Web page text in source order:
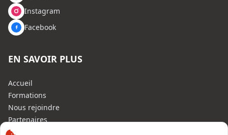
Instagram
Facebook
EN SAVOIR PLUS
Accueil
Formations
Nous rejoindre
Partenaires
Autres missions